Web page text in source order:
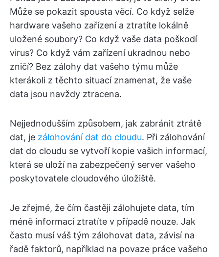
Může se pokazit spousta věcí. Co když selže
hardware vašeho zařízení a ztratíte lokálně
uložené soubory? Co když vaše data poškodí
virus? Co když vám zařízení ukradnou nebo
zničí? Bez zálohy dat vašeho týmu může
kterákoli z těchto situací znamenat, že vaše
data jsou navždy ztracena.
Nejjednodušším způsobem, jak zabránit ztrátě
dat, je zálohování dat do cloudu. Při zálohování
dat do cloudu se vytvoří kopie vašich informací,
která se uloží na zabezpečený server vašeho
poskytovatele cloudového úložiště.
Je zřejmé, že čím častěji zálohujete data, tím
méně informací ztratíte v případě nouze. Jak
často musí váš tým zálohovat data, závisí na
řadě faktorů, například na povaze práce vašeho